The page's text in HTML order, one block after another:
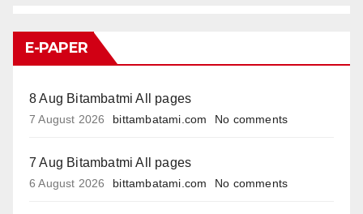
E-PAPER
8 Aug Bitambatmi All pages
7 August 2026 bittambatami.com No comments
7 Aug Bitambatmi All pages
6 August 2026 bittambatami.com No comments